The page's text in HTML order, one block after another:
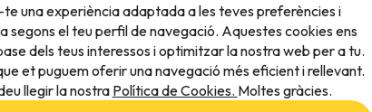
una experiència adaptada a les teves preferències i
el teu perfil de navegació. Aquestes cookies ens
dels teus interessos i optimitzar la nostra web per a tu.
et puguem oferir una navegació més eficient i rellevant.
llegir la nostra Política de Cookies. Moltes gràcies.